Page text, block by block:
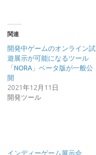
関連
開発中ゲームのオンライン試
遊展示が可能になるツール
「NORA」ベータ版が一般公
開
2021年12月11日
開発ツール
インディーゲーム展示会